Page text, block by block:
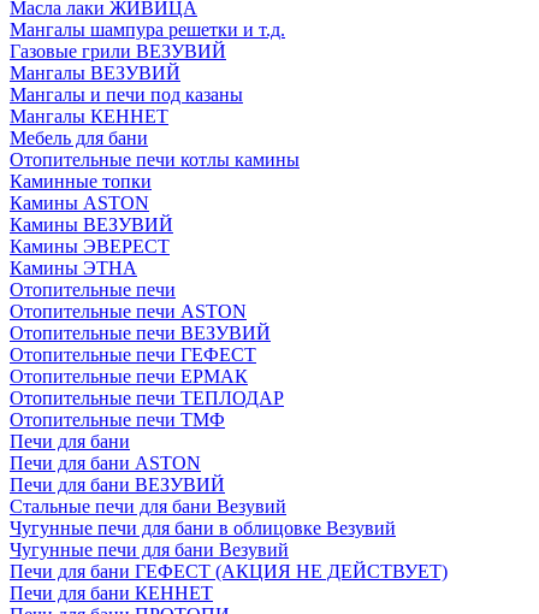
Масла лаки ЖИВИЦА
Мангалы шампура решетки и т.д.
Газовые грили ВЕЗУВИЙ
Мангалы ВЕЗУВИЙ
Мангалы и печи под казаны
Мангалы КЕННЕТ
Мебель для бани
Отопительные печи котлы камины
Каминные топки
Камины ASTON
Камины ВЕЗУВИЙ
Камины ЭВЕРЕСТ
Камины ЭТНА
Отопительные печи
Отопительные печи ASTON
Отопительные печи ВЕЗУВИЙ
Отопительные печи ГЕФЕСТ
Отопительные печи ЕРМАК
Отопительные печи ТЕПЛОДАР
Отопительные печи ТМФ
Печи для бани
Печи для бани ASTON
Печи для бани ВЕЗУВИЙ
Стальные печи для бани Везувий
Чугунные печи для бани в облицовке Везувий
Чугунные печи для бани Везувий
Печи для бани ГЕФЕСТ (АКЦИЯ НЕ ДЕЙСТВУЕТ)
Печи для бани КЕННЕТ